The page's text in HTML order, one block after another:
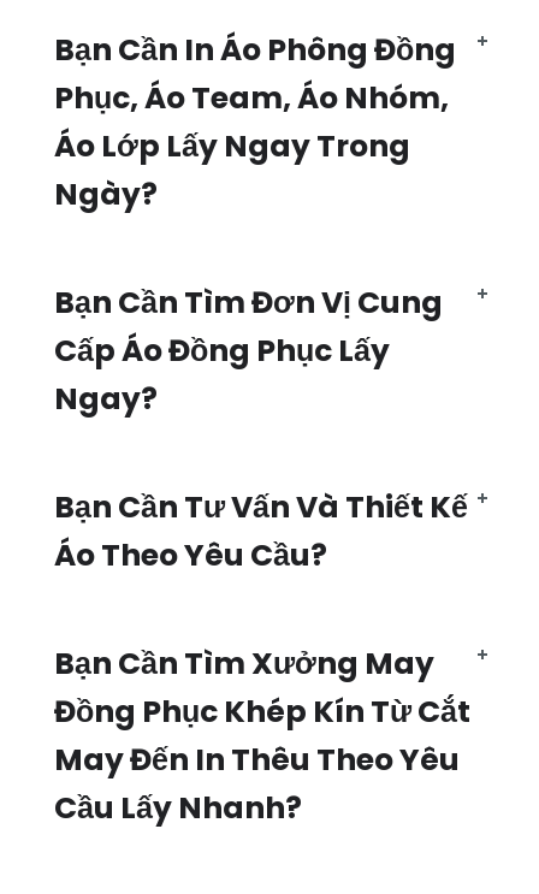
Bạn Cần In Áo Phông Đồng
Phục, Áo Team, Áo Nhóm,
Áo Lớp Lấy Ngay Trong
Ngày?
Bạn Cần Tìm Đơn Vị Cung
Cấp Áo Đồng Phục Lấy
Ngay?
Bạn Cần Tư Vấn Và Thiết Kế
Áo Theo Yêu Cầu?
Bạn Cần Tìm Xưởng May
Đồng Phục Khép Kín Từ Cắt
May Đến In Thêu Theo Yêu
Cầu Lấy Nhanh?